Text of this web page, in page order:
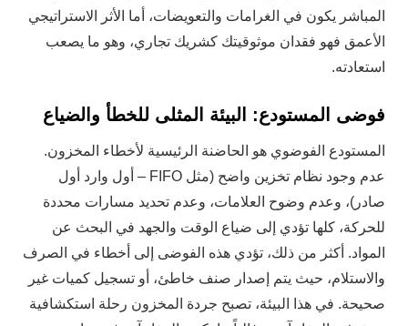
المباشر يكون في الغرامات والتعويضات، أما الأثر الاستراتيجي
الأعمق فهو فقدان موثوقيتك كشريك تجاري، وهو ما يصعب
استعادته.
فوضى المستودع: البيئة المثلى للخطأ والضياع
المستودع الفوضوي هو الحاضنة الرئيسية لأخطاء المخزون.
عدم وجود نظام تخزين واضح (مثل FIFO – أول وارد أول
صادر)، وعدم وضوح العلامات، وعدم تحديد مسارات محددة
للحركة، كلها تؤدي إلى ضياع الوقت والجهد في البحث عن
المواد. أكثر من ذلك، تؤدي هذه الفوضى إلى أخطاء في الصرف
والاستلام، حيث يتم إصدار صنف خاطئ، أو تسجيل كميات غير
صحيحة. في هذا البيئة، تصبح جردة المخزون رحلة استكشافية